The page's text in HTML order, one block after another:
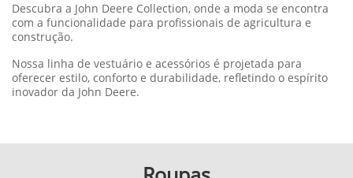
Descubra a John Deere Collection, onde a moda se encontra
com a funcionalidade para profissionais de agricultura e
construção.
Nossa linha de vestuário e acessórios é projetada para
oferecer estilo, conforto e durabilidade, refletindo o espírito
inovador da John Deere.